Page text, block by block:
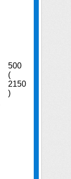
500
(
2150
)